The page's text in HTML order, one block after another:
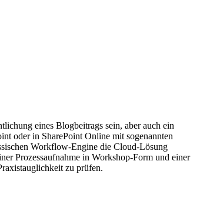
eines Blogbeitrags sein, aber auch ein
oder in SharePoint Online mit sogenannten
Workflow-Engine die Cloud-Lösung
Prozessaufnahme in Workshop-Form und einer
zu prüfen.